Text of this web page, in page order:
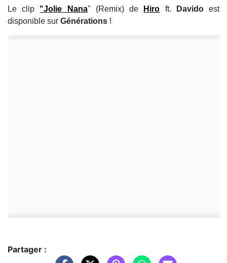
Le clip "Jolie Nana" (Remix) de Hiro ft. Davidoest
disponible sur Générations !
Partager :